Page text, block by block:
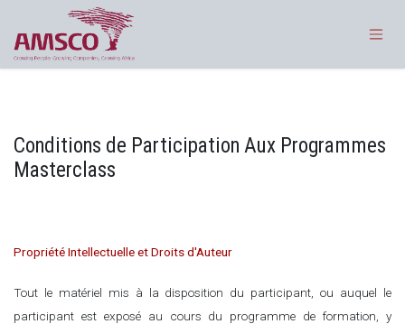
Se rendre au contenu
Conditions de Participation Aux Programmes
Masterclass
Propriété Intellectuelle et Droits d'Auteur
Tout le matériel mis à la disposition du participant, ou auquel le
participant est exposé au cours du programme de formation, y